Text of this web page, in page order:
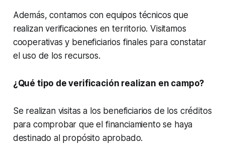
Además, contamos con equipos técnicos que
realizan verificaciones en territorio. Visitamos
cooperativas y beneficiarios finales para constatar
el uso de los recursos.
¿Qué tipo de verificación realizan en campo?
Se realizan visitas a los beneficiarios de los créditos
para comprobar que el financiamiento se haya
destinado al propósito aprobado.